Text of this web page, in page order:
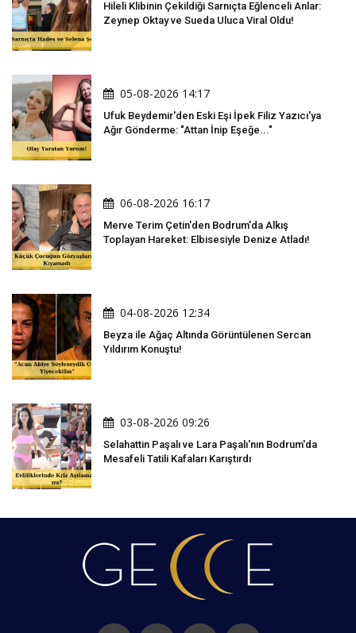
Hileli Klibinin Çekildiği Sarnıçta Eğlenceli Anlar:
Zeynep Oktay ve Sueda Uluca Viral Oldu!
05-08-2026 14:17
Ufuk Beydemir'den Eski Eşi İpek Filiz Yazıcı'ya
Ağır Gönderme: "Attan İnip Eşeğe..."
06-08-2026 16:17
Merve Terim Çetin'den Bodrum'da Alkış
Toplayan Hareket: Elbisesiyle Denize Atladı!
04-08-2026 12:34
Beyza ile Ağaç Altında Görüntülenen Sercan
Yıldırım Konuştu!
03-08-2026 09:26
Selahattin Paşalı ve Lara Paşalı'nın Bodrum'da
Mesafeli Tatili Kafaları Karıştırdı